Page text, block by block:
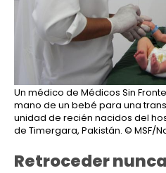
Un médico de Médicos Sin
mano de un bebé para una
unidad de recién nacidos del
de Timergara, Pakistán. © MSF/
Retroceder